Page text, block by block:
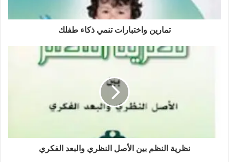
تمارين واختبارات تنمي ذكاء طفلك
نظرية النظم بين الأصل النظري والبعد الفكري